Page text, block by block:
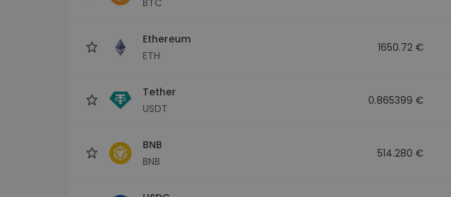
Ethereum
ETH
1650.72 €
Tether
USDT
0.865399 €
BNB
BNB
514.280 €